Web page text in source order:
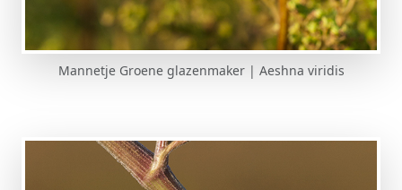
Mannetje Groene glazenmaker | Aeshna viridis